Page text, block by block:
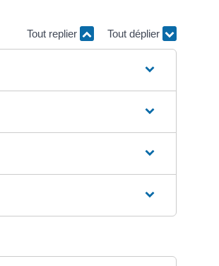
Tout replier Tout déplier